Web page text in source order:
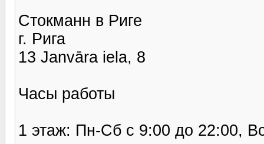
Стокманн в Риге
г. Рига
13 Janvāra iela, 8
Часы работы
1 этаж: Пн-Сб с 9:00 до 22:00,